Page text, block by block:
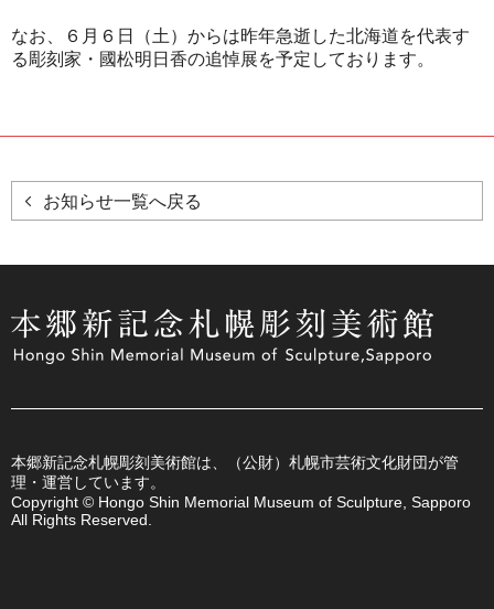
なお、６月６日（土）からは昨年急逝した北海道を代表す
る彫刻家・國松明日香の追悼展を予定しております。
お知らせ一覧へ戻る
本郷新記念札幌彫刻美術館は、（公財）札幌市芸術文化財団が管
理・運営しています。
Copyright © Hongo Shin Memorial Museum of Sculpture, Sapporo
All Rights Reserved.